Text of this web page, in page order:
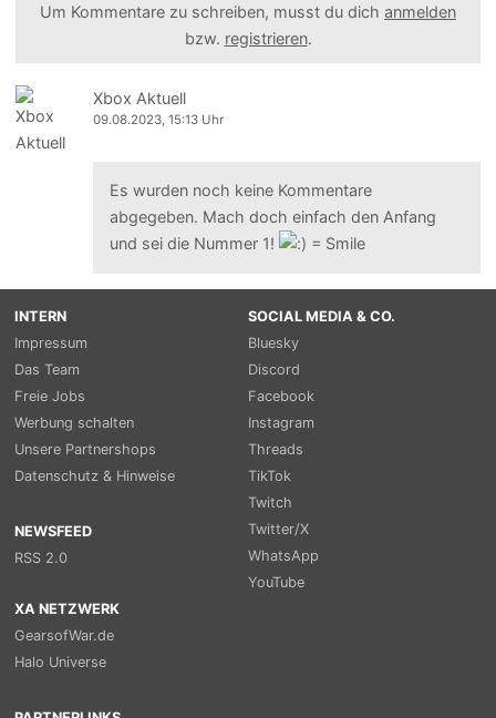
Um Kommentare zu schreiben, musst du dich anmelden
bzw. registrieren.
Xbox Aktuell
09.08.2023, 15:13 Uhr
Es wurden noch keine Kommentare
abgegeben. Mach doch einfach den Anfang
und sei die Nummer 1!
INTERN
Impressum
Das Team
Freie Jobs
Werbung schalten
Unsere Partnershops
Datenschutz & Hinweise
NEWSFEED
RSS 2.0
SOCIAL MEDIA & CO.
Bluesky
Discord
Facebook
Instagram
Threads
TikTok
Twitch
Twitter/X
WhatsApp
YouTube
XA NETZWERK
GearsofWar.de
Halo Universe